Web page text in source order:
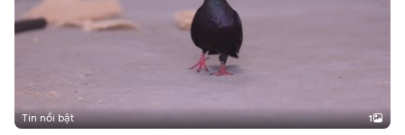
Tin nổi bật 1